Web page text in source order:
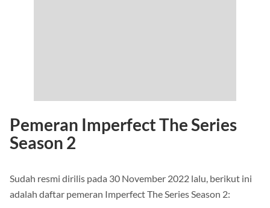
Pemeran Imperfect The Series
Season 2
Sudah resmi dirilis pada 30 November 2022 lalu, berikut ini
adalah daftar pemeran Imperfect The Series Season 2: